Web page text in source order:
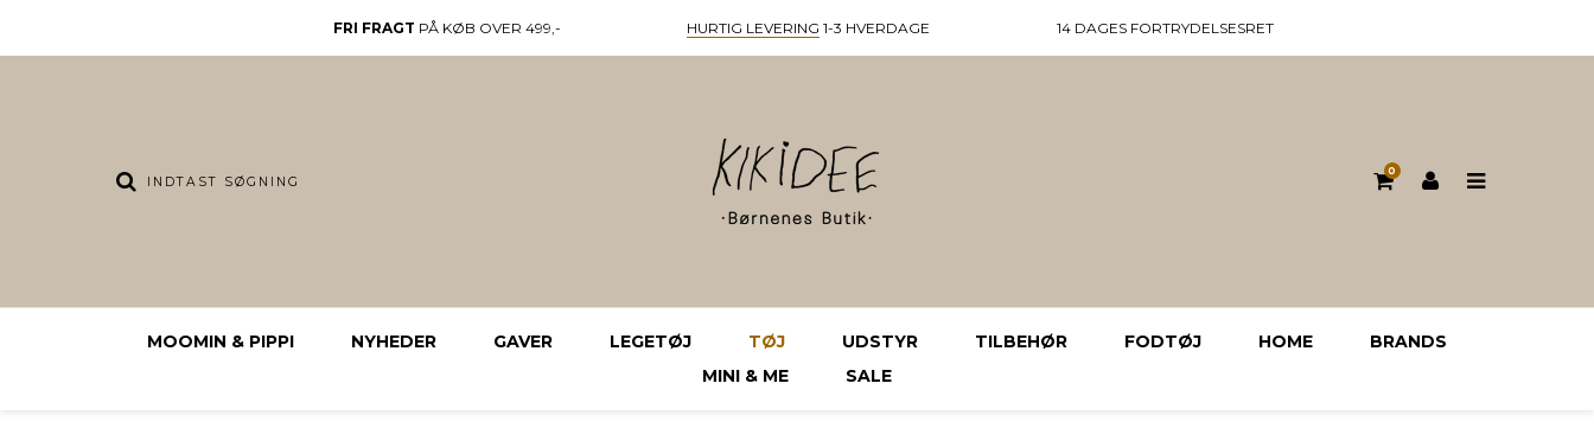
FRI FRAGT PÅ KØB OVER 499,- HURTIG LEVERING 1-3 HVERDAGE 14 DAGES FORTRYDELSESRET
0
MOOMIN & PIPPI NYHEDER GAVER LEGETØJ TØJ UDSTYR TILBEHØR FODTØJ HOME
BRANDS
MINI & ME
SALE